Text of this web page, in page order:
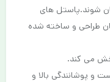
شوند.پاستل های
طراحی و ساخته شده
می کند.
و پوشانندگی بالا و